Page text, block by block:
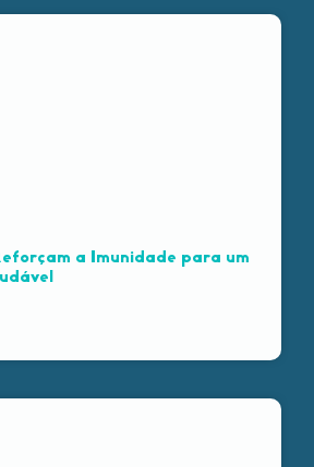
a Imunidade para um